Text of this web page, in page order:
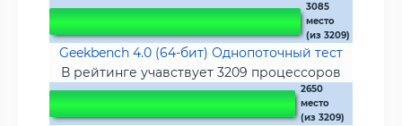
3085
место
(из 3209)
Geekbench 4.0 (64-бит) Однопоточный тест
В рейтинге учавствует 3209 процессоров
2650
место
(из 3209)